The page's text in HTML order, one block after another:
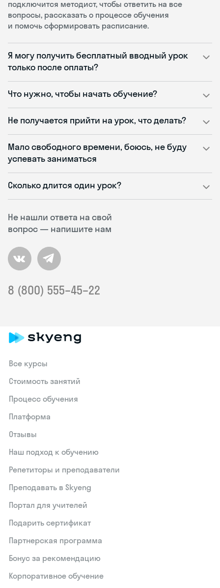
Не нашли ответа на свой
вопрос — напишите нам
8 (800) 555–45–22
подключится методист, чтобы ответить на все
вопросы, рассказать о процессе обучения
и помочь сформировать расписание.
Я могу получить бесплатный вводный урок
только после оплаты?
Что нужно, чтобы начать обучение?
Не получается прийти на урок, что делать?
Мало свободного времени, боюсь, не буду
успевать заниматься
Сколько длится один урок?
Все курсы
Стоимость занятий
Процесс обучения
Платформа
Отзывы
Наш подход к обучению
Репетиторы и преподаватели
Преподавать в Skyeng
Портал для учителей
Подарить сертификат
Партнерская программа
Бонус за рекомендацию
Корпоративное обучение